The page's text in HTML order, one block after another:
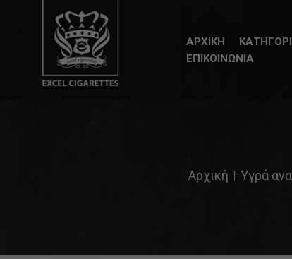
ΑΡΧΙΚΗ
ΕΠΙΚΟΙΝΩΝΙΑ
Αρχική Υγρά